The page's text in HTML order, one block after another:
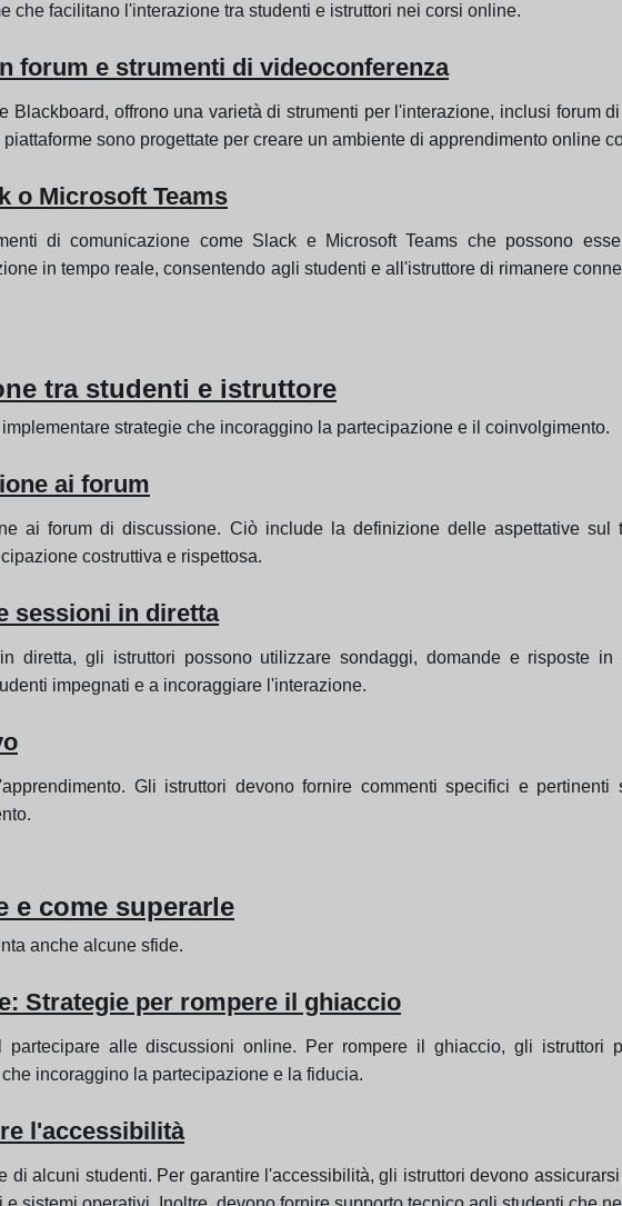
che facilitano l'interazione tra studenti e istruttori nei corsi online.
forum e strumenti di videoconferenza
Blackboard, offrono una varietà di strumenti per l'interazione, inclusi forum
sono progettate per creare un ambiente di apprendimento online
o Microsoft Teams
di comunicazione come Slack e Microsoft Teams che possono
in tempo reale, consentendo agli studenti e all'istruttore di rimanere
tra studenti e istruttore
strategie che incoraggino la partecipazione e il coinvolgimento.
ai forum
ai forum di discussione. Ciò include la definizione delle aspettative
costruttiva e rispettosa.
sessioni in diretta
diretta, gli istruttori possono utilizzare sondaggi, domande e risposte
impegnati e a incoraggiare l'interazione.
Gli istruttori devono fornire commenti specifici e
e come superarle
anche alcune sfide.
Strategie per rompere il ghiaccio
alle discussioni online. Per rompere il ghiaccio, gli istruttori
incoraggino la partecipazione e la fiducia.
l'accessibilità
di alcuni studenti. Per garantire l'accessibilità, gli istruttori devono